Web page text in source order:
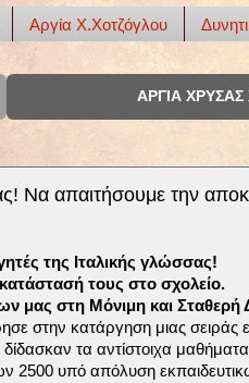
Αργία Χ.Χοτζόγλου
ΑΡΓΙΑ
Να απαιτήσουμε την
της Ιταλικής γλώσσας!
τους στο σχολείο.
μας στη Μόνιμη και Σταθερή
κατάργηση μιας σειράς
τα αντίστοιχα
2500 υπό απόλυση